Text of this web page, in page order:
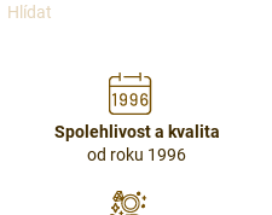
Hlídat
Spolehlivost a kvalita
od roku 1996